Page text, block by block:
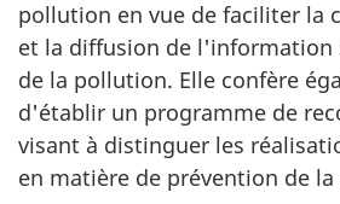
u
n
d
o
c
(Partie
3)
pollution en vue de faciliter la
et la diffusion de l'information
de la pollution. Elle confère
d'établir un programme de
visant à distinguer les
en matière de prévention de